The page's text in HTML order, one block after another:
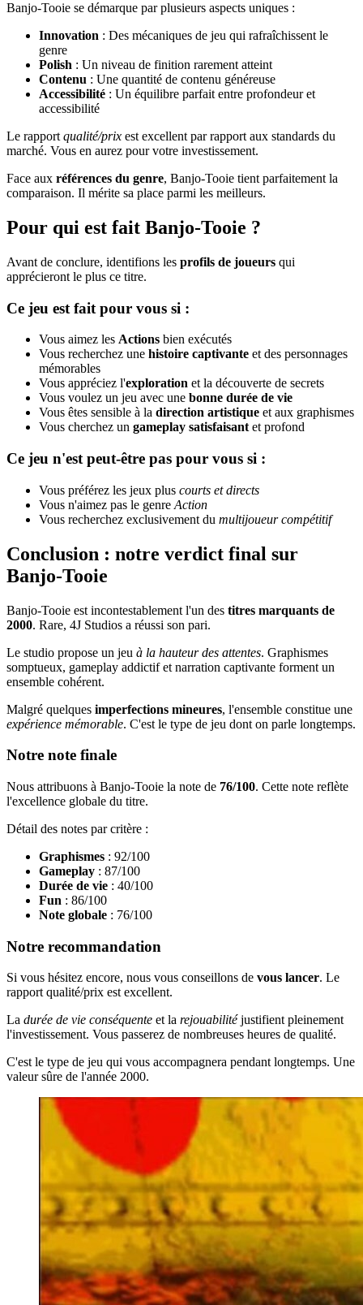
Banjo-Tooie se démarque par plusieurs aspects uniques :
Innovation : Des mécaniques de jeu qui rafraîchissent le
genre
Polish : Un niveau de finition rarement atteint
Contenu : Une quantité de contenu généreuse
Accessibilité : Un équilibre parfait entre profondeur et
accessibilité
Le rapport qualité/prix est excellent par rapport aux standards du
marché. Vous en aurez pour votre investissement.
Face aux références du genre, Banjo-Tooie tient parfaitement la
comparaison. Il mérite sa place parmi les meilleurs.
Pour qui est fait Banjo-Tooie ?
Avant de conclure, identifions les profils de joueurs qui
apprécieront le plus ce titre.
Ce jeu est fait pour vous si :
Vous aimez les Actions bien exécutés
Vous recherchez une histoire captivante et des personnages
mémorables
Vous appréciez l'exploration et la découverte de secrets
Vous voulez un jeu avec une bonne durée de vie
Vous êtes sensible à la direction artistique et aux graphismes
Vous cherchez un gameplay satisfaisant et profond
Ce jeu n'est peut-être pas pour vous si :
Vous préférez les jeux plus courts et directs
Vous n'aimez pas le genre Action
Vous recherchez exclusivement du multijoueur compétitif
Conclusion : notre verdict final sur
Banjo-Tooie
Banjo-Tooie est incontestablement l'un des titres marquants de
2000. Rare, 4J Studios a réussi son pari.
Le studio propose un jeu à la hauteur des attentes. Graphismes
somptueux, gameplay addictif et narration captivante forment un
ensemble cohérent.
Malgré quelques imperfections mineures, l'ensemble constitue une
expérience mémorable. C'est le type de jeu dont on parle longtemps.
Notre note finale
Nous attribuons à Banjo-Tooie la note de 76/100. Cette note reflète
l'excellence globale du titre.
Détail des notes par critère :
Graphismes : 92/100
Gameplay : 87/100
Durée de vie : 40/100
Fun : 86/100
Note globale : 76/100
Notre recommandation
Si vous hésitez encore, nous vous conseillons de vous lancer. Le
rapport qualité/prix est excellent.
La durée de vie conséquente et la rejouabilitéjustifient pleinement
l'investissement. Vous passerez de nombreuses heures de qualité.
C'est le type de jeu qui vous accompagnera pendant longtemps. Une
valeur sûre de l'année 2000.